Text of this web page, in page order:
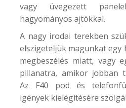
vagy üvegezett
hagyományos ajtókkal.
A nagy irodai terekben
elszigeteljük magunkat egy
megbeszélés miatt, vagy
pillanatra, amikor jobban
Az F40 pod és
igények kielégítésére